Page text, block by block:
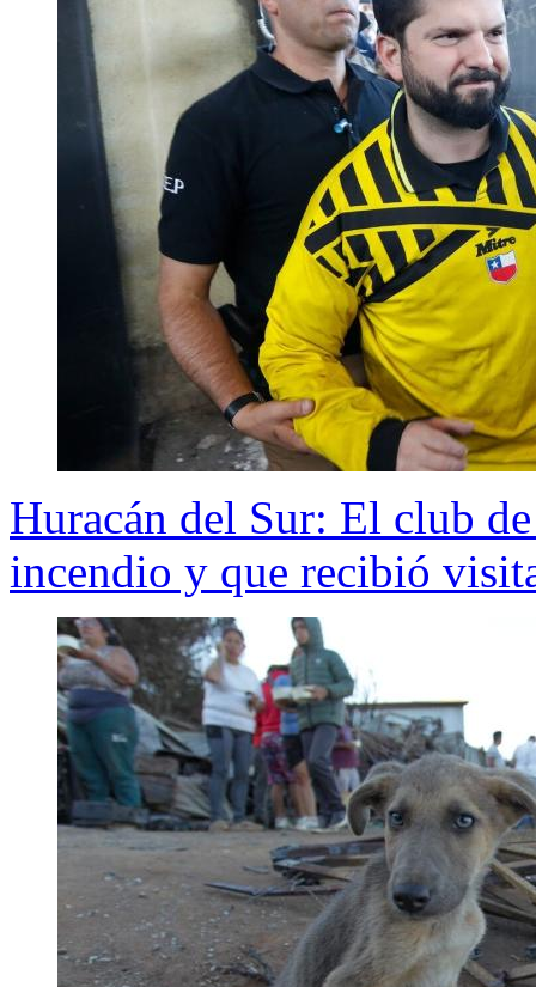
Huracán del Sur: El club
incendio y que recibió